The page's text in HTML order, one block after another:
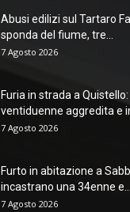
Abusi edilizi sul Tartaro
sponda del fiume, tre...
7 Agosto 2026
Furia in strada a
ventiduenne aggredita e
7 Agosto 2026
Furto in abitazione a
incastrano una 34enne e...
7 Agosto 2026